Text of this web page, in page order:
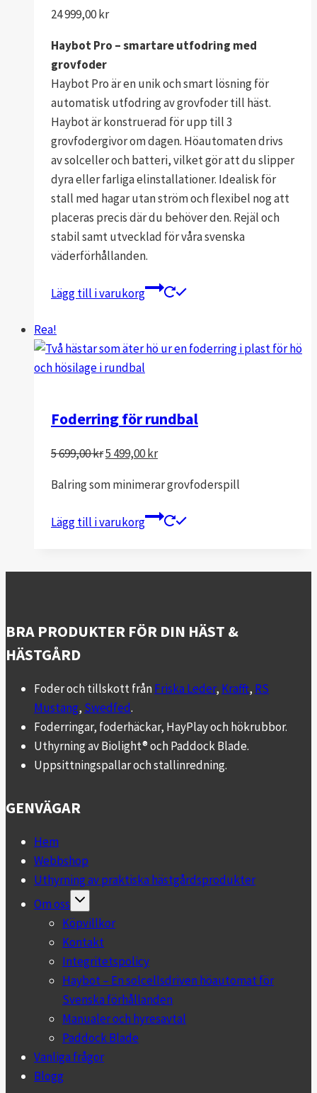
24 999,00kr
Haybot Pro – smartare utfodring med
grovfoder
Haybot Pro är en unik och smart lösning för
automatisk utfodring av grovfoder till häst.
Haybot är konstruerad för upp till 3
grovfodergivor om dagen. Höautomaten drivs
av solceller och batteri, vilket gör att du slipper
dyra eller farliga elinstallationer. Idealisk för
stall med hagar utan ström och flexibel nog att
placeras precis där du behöver den. Rejäl och
stabil samt utvecklad för våra svenska
väderförhållanden.
Lägg till i varukorg
Rea!
Foderring för rundbal
5 699,00krDet
priset
5
5 499,00krDet
priset
är:
Balring som minimerar grovfoderspill
Lägg till i varukorg
BRA PRODUKTER FÖR DIN HÄST &
HÄSTGÅRD
Foder och tillskott frånFriska Leder, Krafft, RS
Mustang, Swedfed.
Foderringar, foderhäckar, HayPlay och hökrubbor.
Uthyrning av Biolight® och Paddock Blade.
Uppsittningspallar och stallinredning.
GENVÄGAR
Hem
Webbshop
Uthyrning av praktiska hästgårdsprodukter
Om oss
Toggle
menu
Köpvillkor
Kontakt
Integritetspolicy
Haybot – En solcellsdriven höautomat för
Svenska förhållanden
Manualer och hyresavtal
Paddock Blade
Vanliga frågor
Blogg